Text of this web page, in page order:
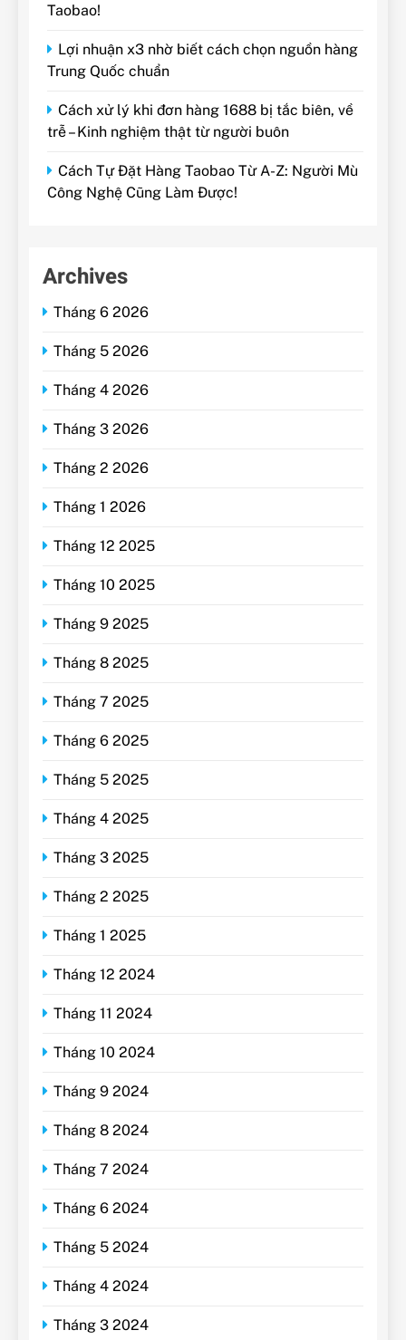
Taobao!
Lợi nhuận x3 nhờ biết cách chọn nguồn hàng
Trung Quốc chuẩn
Cách xử lý khi đơn hàng 1688 bị tắc biên, về
trễ – Kinh nghiệm thật từ người buôn
Cách Tự Đặt Hàng Taobao Từ A-Z: Người Mù
Công Nghệ Cũng Làm Được!
Archives
Tháng 6 2026
Tháng 5 2026
Tháng 4 2026
Tháng 3 2026
Tháng 2 2026
Tháng 1 2026
Tháng 12 2025
Tháng 10 2025
Tháng 9 2025
Tháng 8 2025
Tháng 7 2025
Tháng 6 2025
Tháng 5 2025
Tháng 4 2025
Tháng 3 2025
Tháng 2 2025
Tháng 1 2025
Tháng 12 2024
Tháng 11 2024
Tháng 10 2024
Tháng 9 2024
Tháng 8 2024
Tháng 7 2024
Tháng 6 2024
Tháng 5 2024
Tháng 4 2024
Tháng 3 2024